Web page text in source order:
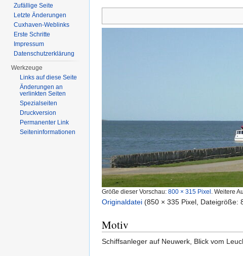
Größe dieser Vorschau: 800 × 315 Pixel Weitere
Originaldatei (850 × 335 Pixel, Dateigröße:
Motiv
Schiffsanleger auf Neuwerk, Blick vom
Zufällige Seite
Letzte Änderungen
Cuxhaven-Weblinks
Erste Schritte
Impressum
Datenschutzerklärung
Werkzeuge
Links auf diese Seite
Änderungen an
verlinkten Seiten
Spezialseiten
Druckversion
Permanenter Link
Seiten­informationen